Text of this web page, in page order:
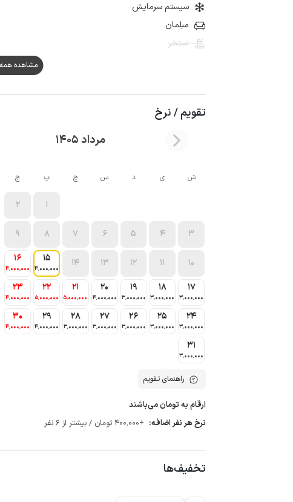
سیستم سرمایش
مبلمان
استخر
مشاهده همه (19
تقویم / نرخ
مرداد 1405
ش ی د س چ پ ج
1
2
3
4
5
6
7
8
9
10
11
12
13
14
15
4٬000٬000
16
4٬000٬000
17
3٬000٬000
18
3٬000٬000
19
3٬000٬000
20
4٬000٬000
21
5٬000٬000
22
5٬000٬000
23
4٬000٬000
24
3٬000٬000
25
3٬000٬000
26
3٬000٬000
27
3٬000٬000
28
3٬000٬000
29
4٬000٬000
30
4٬000٬000
31
3٬000٬000
راهنمای تقویم
ارقام به تومان می‌باشند
نرخ هر نفر اضافه: +400٬000 تومان / بیشتر از 6 نفر
تخفیف‌ها